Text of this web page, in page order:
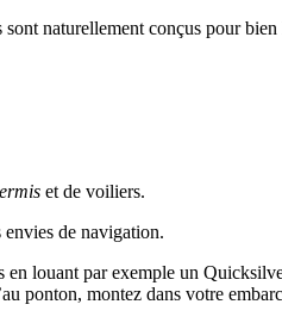
naturellement conçus pour
et de voiliers.
de navigation.
louant par exemple un
ponton, montez dans votre